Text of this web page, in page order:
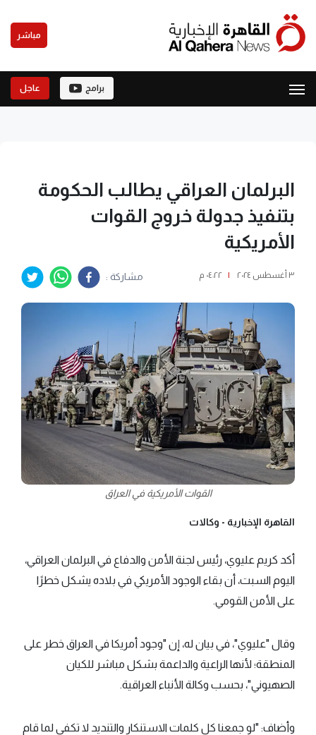
مباشر
برامج عاجل
البرلمان العراقي يطالب الحكومة
بتنفيذ جدولة خروج القوات
الأمريكية
٣ أغسطس ٢٠٢٤ | ٠٤:٢٢ م مشاركة :
القوات الأمريكية في العراق
القاهرة الإخبارية - وكالات
أكد كريم عليوي، رئيس لجنة الأمن والدفاع في البرلمان العراقي،
اليوم السبت، أن بقاء الوجود الأمريكي في بلاده يشكل خطرًا
على الأمن القومي.
وقال "عليوي"، في بيان له، إن "وجود أمريكا في العراق خطر على
المنطقة؛ لأنها الراعية والداعمة بشكل مباشر للكيان
الصهيوني"، بحسب وكالة الأنباء العراقية.
وأضاف: "لو جمعنا كل كلمات الاستنكار والتنديد لا تكفي لما قام